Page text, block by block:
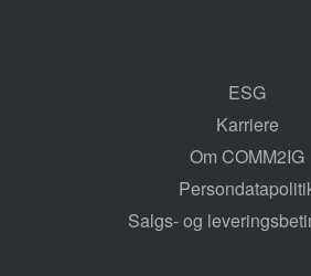
ESG
Karriere
Om COMM2IG
Salgs- og